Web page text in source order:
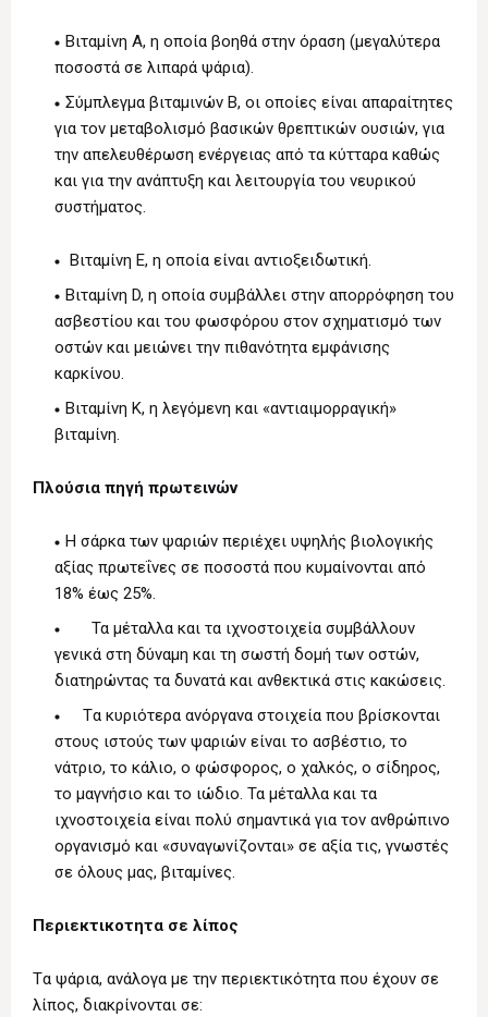
Bιταμίνη A, η οποία βοηθά στην όραση (μεγαλύτερα
ποσοστά σε λιπαρά ψάρια).
Σύμπλεγμα βιταμινών B, οι οποίες είναι απαραίτητες
για τον μεταβολισμό βασικών θρεπτικών ουσιών, για
την απελευθέρωση ενέργειας από τα κύτταρα καθώς
και για την ανάπτυξη και λειτουργία του νευρικού
συστήματος.
Bιταμίνη E, η οποία είναι αντιοξειδωτική.
Bιταμίνη D, η οποία συμβάλλει στην απορρόφηση του
ασβεστίου και του φωσφόρου στον σχηματισμό των
οστών και μειώνει την πιθανότητα εμφάνισης
καρκίνου.
Bιταμίνη K, η λεγόμενη και «αντιαιμορραγική»
βιταμίνη.
Πλούσια πηγή πρωτεινών
H σάρκα των ψαριών περιέχει υψηλής βιολογικής
αξίας πρωτεΐνες σε ποσοστά που κυμαίνονται από
18% έως 25%.
Τα μέταλλα και τα ιχνοστοιχεία συμβάλλουν
γενικά στη δύναμη και τη σωστή δομή των οστών,
διατηρώντας τα δυνατά και ανθεκτικά στις κακώσεις.
Tα κυριότερα ανόργανα στοιχεία που βρίσκονται
στους ιστούς των ψαριών είναι το ασβέστιο, το
νάτριο, το κάλιο, ο φώσφορος, ο χαλκός, ο σίδηρος,
το μαγνήσιο και το ιώδιο. Τα μέταλλα και τα
ιχνοστοιχεία είναι πολύ σημαντικά για τον ανθρώπινο
οργανισμό και «συναγωνίζονται» σε αξία τις, γνωστές
σε όλους μας, βιταμίνες.
Περιεκτικοτητα σε λίπος
Tα ψάρια, ανάλογα με την περιεκτικότητα που έχουν σε
λίπος, διακρίνονται σε: